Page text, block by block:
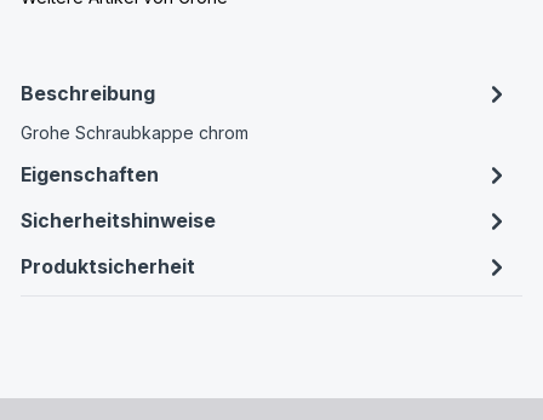
Beschreibung
Grohe Schraubkappe chrom
Eigenschaften
Sicherheitshinweise
Produktsicherheit